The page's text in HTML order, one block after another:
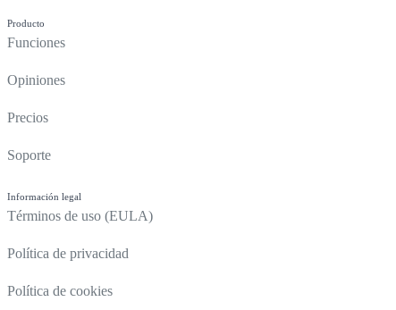
Producto
Funciones
Opiniones
Precios
Soporte
Información legal
Términos de uso (EULA)
Política de privacidad
Política de cookies